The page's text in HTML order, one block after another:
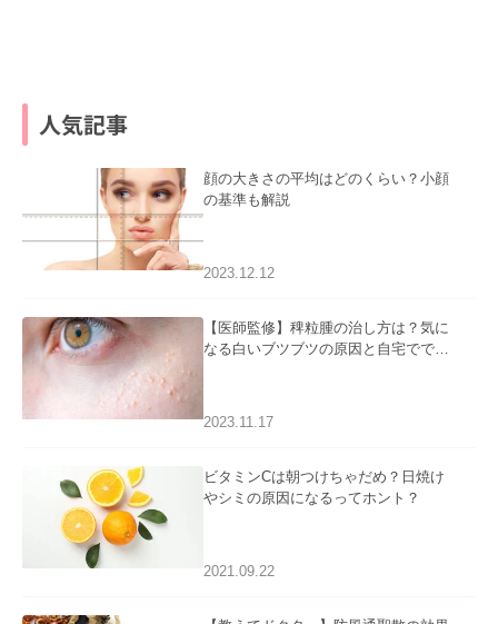
人気記事
顔の大きさの平均はどのくらい？小顔
の基準も解説
2023.12.12
【医師監修】稗粒腫の治し方は？気に
なる白いブツブツの原因と自宅ででき
2023.11.17
ビタミンCは朝つけちゃだめ？日焼け
やシミの原因になるってホント？
2021.09.22